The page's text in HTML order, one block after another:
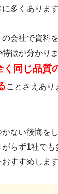
多くあります
会社で資料
徴が分かり
く同じ品質
ことさえあり
ない後悔を
らず1社でも
すすめします